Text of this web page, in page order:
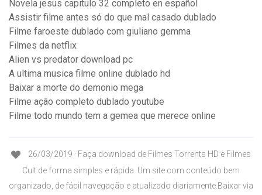
Novela jesus capitulo 32 completo en español
Assistir filme antes só do que mal casado dublado
Filme faroeste dublado com giuliano gemma
Filmes da netflix
Alien vs predator download pc
A ultima musica filme online dublado hd
Baixar a morte do demonio mega
Filme ação completo dublado youtube
Filme todo mundo tem a gemea que merece online
26/03/2019 · Faça download de Filmes Torrents HD e Filmes
Cult de forma simples e rápida. Um site com conteúdo bem
organizado, de fácil navegação e atualizado diariamente.Baixar via